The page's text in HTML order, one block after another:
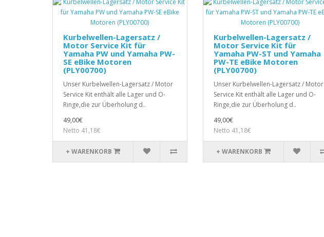
Kurbelwellen-Lagersatz /
Motor Service Kit für
Yamaha PW und Yamaha PW-
SE eBike Motoren
(PLY00700)
Unser Kurbelwellen-Lagersatz / Motor
Service Kit enthält alle Lager und O-
Ringe,die zur Überholung d..
49,00€
Netto 41,18€
+ WARENKORB
Kurbelwellen-Lagersatz /
Motor Service Kit für
Yamaha PW-ST und Yamaha
PW-TE eBike Motoren
(PLY00700)
Unser Kurbelwellen-Lagersatz / Motor
Service Kit enthält alle Lager und O-
Ringe,die zur Überholung d..
49,00€
Netto 41,18€
+ WARENKORB